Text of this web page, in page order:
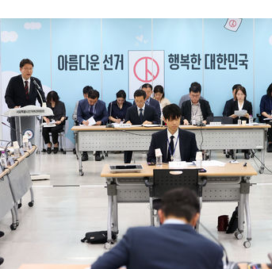
…'쑥대밭' 된 축구협회
태유 서울대 공대 교수…이병태
련…80명 식사 대접까지(종합)
순감하고 그 전 2개월 10.3만개
만 개 줄어…실업률은 4.1%로
사고방식 매달리지 말고 과감히
의…북쪽 인바운드·남쪽 아웃바
대경보, 폭염경보로 하향
성 관할 4개 면 특별재난지역 선
시 낮은 계급 임용…희망지 못
기·강원 많은 비[내일날씨]
투자…"AI 메모리 수요 선제 대